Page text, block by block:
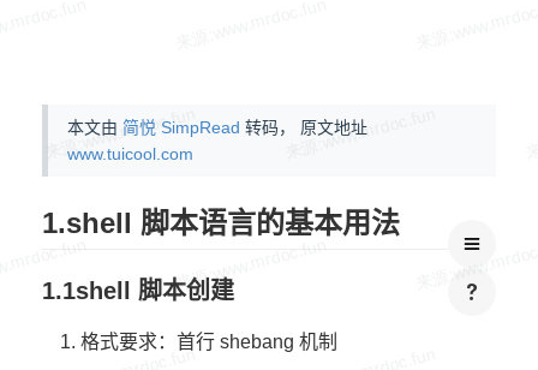
本文由 简悦 SimpRead 转码， 原文地址
www.tuicool.com
1.shell 脚本语言的基本用法
1.1shell 脚本创建
格式要求：首行 shebang 机制